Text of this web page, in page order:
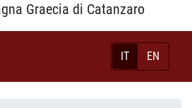
Graecia di Catanzaro
IT EN